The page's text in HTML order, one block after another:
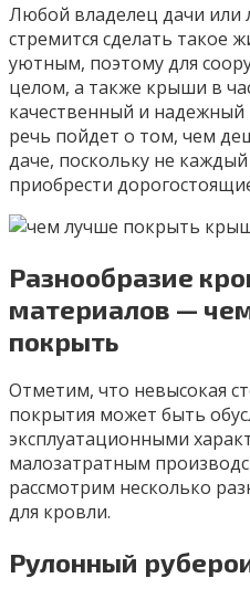
Любой владелец дачи или
стремится сделать
уютным, поэтому для
целом, а также крыши в
качественный и надежный
речь пойдет о том, чем
даче, поскольку не
приобрести
Разнообразие
материалов —
покрыть
Отметим, что невысокая
покрытия может быть
эксплуатационными
малозатратным
рассмотрим несколько
для кровли.
Рулонный